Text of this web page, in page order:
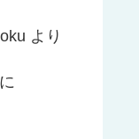
より
に